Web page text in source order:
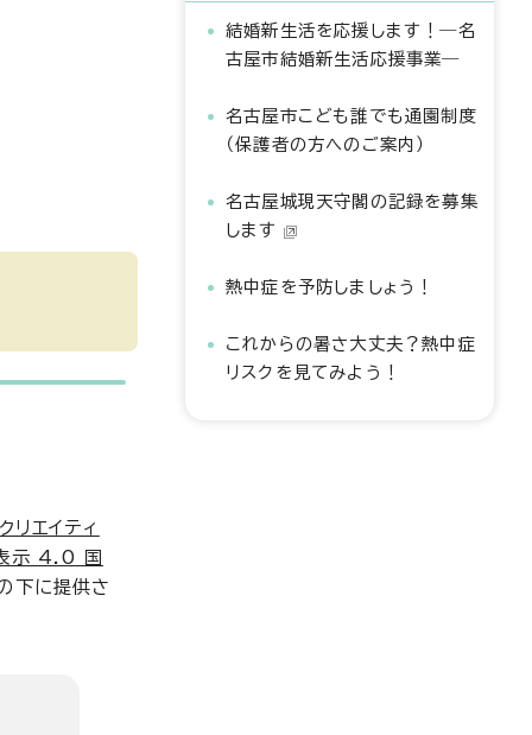
リエイティ
示 4.0 国
下に提供さ
結婚新生活を応援します！―名
古屋市結婚新生活応援事業―
名古屋市こども誰でも通園制度
（保護者の方へのご案内）
名古屋城現天守閣の記録を募集
します
熱中症を予防しましょう！
これからの暑さ大丈夫？熱中症
リスクを見てみよう！